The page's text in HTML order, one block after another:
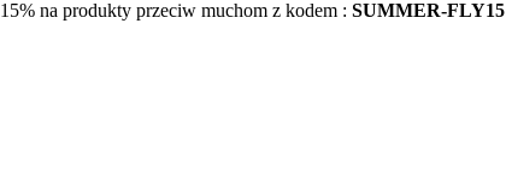
15% na produkty przeciw muchom z kodem : SUMMER-FLY15